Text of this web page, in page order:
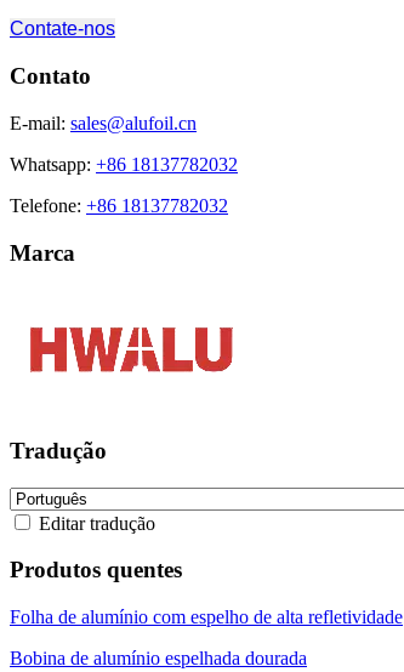
Contate-nos
Contato
E-mail: sales@alufoil.cn
Whatsapp: +86 18137782032
Telefone: +86 18137782032
Marca
Tradução
Editar tradução
Produtos quentes
Folha de alumínio com espelho de alta refletividade
Bobina de alumínio espelhada dourada